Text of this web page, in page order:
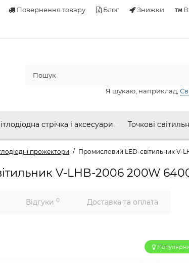
Повернення товару Блог Знижки
Я шукаю, наприклад,
стрічка і аксесуари Точкові
прожектори Промисловий LED-світильник V-
V-LHB-2006 200W
Відгуки 0 Доставка та оплата